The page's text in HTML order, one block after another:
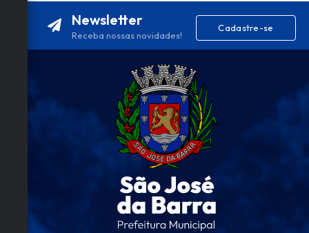
Newsletter
Receba nossas novidades!
Cadastre-se